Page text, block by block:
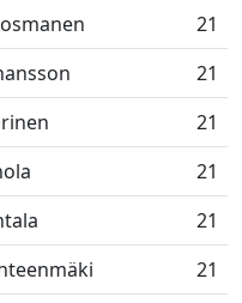
21
21
21
21
21
21